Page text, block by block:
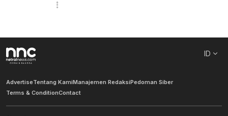
ID
AdvertiseTentang KamiManajemen RedaksiPedoman Siber
Terms & ConditionContact